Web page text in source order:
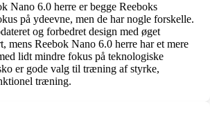
Nano 6.0 herre er begge Reeboks
på ydeevne, men de har nogle forskelle.
og forbedret design med øget
mens Reebok Nano 6.0 herre har et mere
lidt mindre fokus på teknologiske
er gode valg til træning af styrke,
træning.